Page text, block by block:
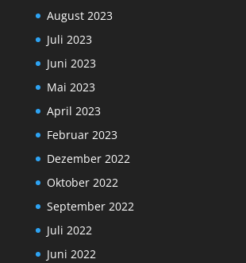
August 2023
Juli 2023
Juni 2023
Mai 2023
April 2023
Februar 2023
Dezember 2022
Oktober 2022
September 2022
Juli 2022
Juni 2022